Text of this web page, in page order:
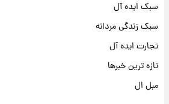
سبک ایده آل
سبک زندگی مردانه
تجارت ایده آل
تازه ترین خبرها
مبل ال